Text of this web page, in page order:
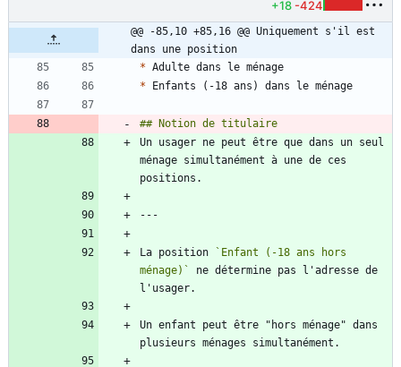
+18 -424
@@ -85,10 +85,16 @@ Uniquement s'il est
dans une position
*
*
Un usager ne peut être que dans un seul
ménage simultanément à une de ces
La position
`Enfant (-18 ans hors
ménage)`
ne détermine pas l'adresse de
Un enfant peut être "hors ménage" dans